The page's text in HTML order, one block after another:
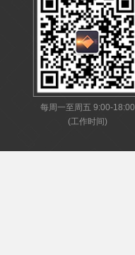
每周一至周五 9:00-18:00
(工作时间)